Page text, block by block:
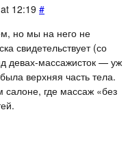
12:19 #
но мы на него не
свидетельствует (со
девах-массажисток — уж
верхняя часть тела.
где массаж «без